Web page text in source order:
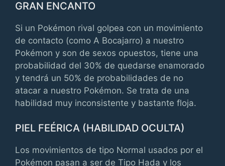
GRAN ENCANTO
Si un Pokémon rival golpea con un movimiento
de contacto (como A Bocajarro) a nuestro
Pokémon y son de sexos opuestos, tiene una
probabilidad del 30% de quedarse enamorado
y tendrá un 50% de probabilidades de no
atacar a nuestro Pokémon. Se trata de una
habilidad muy inconsistente y bastante floja.
PIEL FEÉRICA (HABILIDAD OCULTA)
Los movimientos de tipo Normal usados por el
Pokémon pasan a ser de Tipo Hada y los